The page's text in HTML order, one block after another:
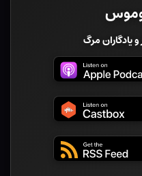
یادگاران مرگ